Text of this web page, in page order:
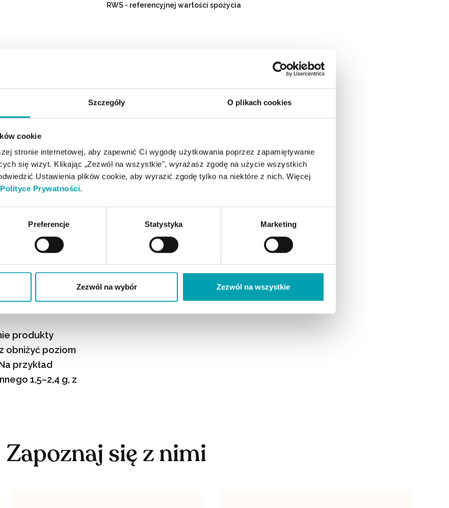
Szczegóły O plikach cookies
cookie
stronie internetowej, aby zapewnić Ci wygodę użytkowania poprzez zapamiętywanie
się wizyt. Klikając „Zezwól na wszystkie", wyrażasz zgodę na użycie wszystkich
Ustawienia plików cookie, aby wyrazić zgodę tylko na niektóre z nich. Więcej
Polityce Prywatności.
Preferencje Statystyka Marketing
Zezwól na wybór Zezwól na wszystkie
RWS - referencyjnej wartości spożycia
z
stanoli
z
(pektyny),
słodząca
W
produkty
obniżyć poziom
przykład
1,5–2,4 g, z
Zapoznaj się z nimi